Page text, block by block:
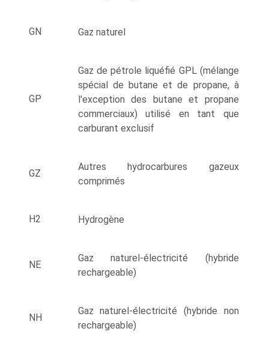
GN Gaz naturel
GP
Gaz de pétrole liquéfié GPL (mélange
spécial de butane et de propane, à
l'exception des butane et propane
commerciaux) utilisé en tant que
carburant exclusif
GZ
Autres hydrocarbures gazeux
comprimés
H2 Hydrogène
NE
Gaz naturel-électricité (hybride
rechargeable)
NH
Gaz naturel-électricité (hybride non
rechargeable)